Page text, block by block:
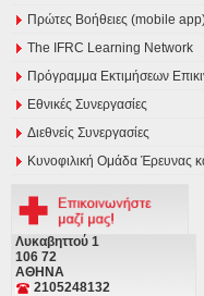
Πρώτες Βοήθειες (mobile
The IFRC Learning Network
Πρόγραμμα Εκτιμήσεων
Εθνικές Συνεργασίες
Διεθνείς Συνεργασίες
Κυνοφιλική Ομάδα Έρευνας
Λυκαβηττού 1
106 72
ΑΘΗΝΑ
2105248132